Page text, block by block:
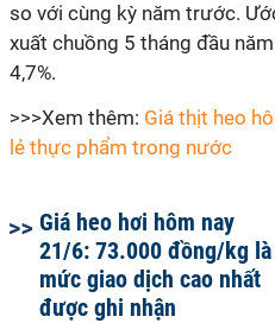
so với cùng kỳ năm trước.
xuất chuồng 5 tháng đầu
4,7%.
>>>Xem thêm: Giá thịt heo
lẻ thực phẩm trong nước
Giá heo hơi hôm nay
21/6: 73.000 đồng/kg là
mức giao dịch cao nhất
được ghi nhận